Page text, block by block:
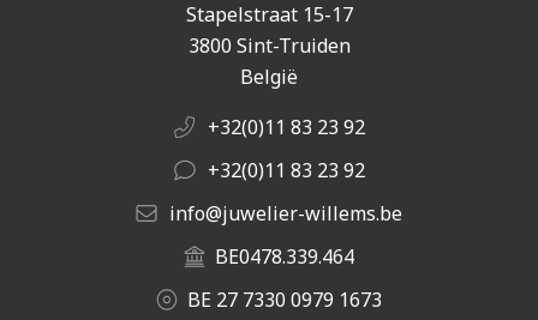
Stapelstraat 15-17
3800 Sint-Truiden
België
+32(0)11 83 23 92
+32(0)11 83 23 92
info@juwelier-willems.be
BE0478.339.464
BE 27 7330 0979 1673